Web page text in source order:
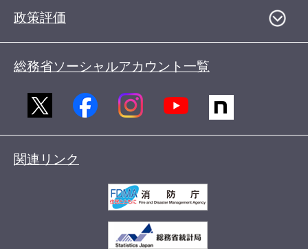
政策評価
総務省ソーシャルアカウント一覧
関連リンク